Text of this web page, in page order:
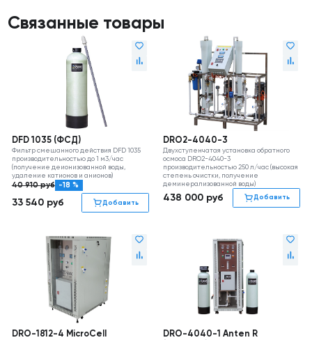
Связанные товары
DFD 1035 (ФСД)
Фильтр смешанного действия DFD 1035
производительностью до 1 м3/час
(получение деионизованной воды,
удаление катионов и анионов)
40 910руб -18 %
33 540 руб Добавить
DRO2-4040-3
Двухступенчатая установка обратного
осмоса DRO2-4040-3
производительностью 250 л/час (высокая
степень очистки, получение
деминерализованной воды)
438 000 руб Добавить
DRO-1812-4 MicroCell
DRO-4040-1 Anten R